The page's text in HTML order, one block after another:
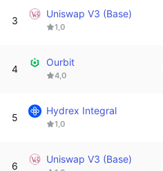
3
Uniswap V3 (Base)
1,0
4
Ourbit
4,0
5
Hydrex Integral
1,0
6
Uniswap V3 (Base)